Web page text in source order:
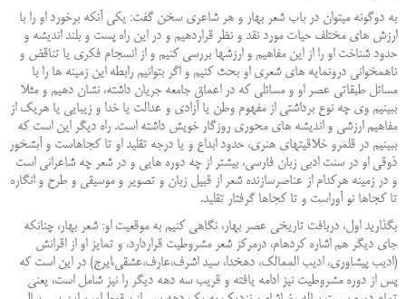
به دوگونه می‏توان در باب شعر بهار و هر شاعری سخن گفت: یکی آنکه برخورد او را با
ارزش‏ های مختلف حیات مورد نقد و نظر قراردهیم و در این راه پست و بلند اندیشه و
حدود شناخت او را از این مفاهیم و ارزش‏ها بررسی کنیم و از انسجام فکری یا تناقض و
ناهمخوانی درونمایه‏ های شعری او بحث کنیم و اگر بتوانیم رابطه این زمینه ‏ها را با
مسائل ‏طبقاتی عصر او و مسائلی که در اعماق جامعه جریان داشته، نشان دهیم و مثلا
ببینیم وی چه نوع برداشتی از مفهوم‏ وطن یا آزادی و عدالت یا خدا و زیبایی یا هریک از
مفاهیم ارزشی و اندیشه ‏های محوری روزگار خویش داشته است. راه دیگر این است که
ببینیم در قلمرو خلاقیت‏های هنری، حدود ابداع و یا درجه تقلید او تا کجاهاست و آبشخور
ذوقی ‏او در سنت ادبی زبان فارسی، بیشتر از چه دوره هایی و در شعر چه شاعرانی است
و در زمینه هرکدام از عناصرسازنده ‏شعر از قبیل زبان و تصویر و موسیقی و طرح و انگاره
تا کجاها نو آوراست و تا کجاها گرفتار تقلید.
بگذارید اول، دربافت تاریخی عصر بهار، نگاهی کنیم به موقعیت او: شعر بهار، چنانکه
جای دیگر هم اشاره کرده‏ام، درمرکز شعر مشروطیت قراردارد، و تمایز او از اقرانش
(ادیب پیشاوری، ادیب الممالک، دهخدا، سید اشرف،عارف،عشقی،ایرج) در این است که
پس از دوره مشروطیت نیز ادامه یافته و قریب سه دهه دیگر را نیز شامل است، یعنی‏